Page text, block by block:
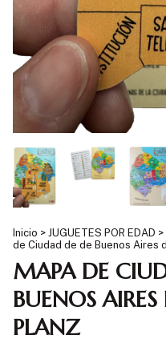
Inicio > JUGUETES POR EDAD >
de Ciudad de de Buenos Aires
MAPA DE
BUENOS
PLANZ